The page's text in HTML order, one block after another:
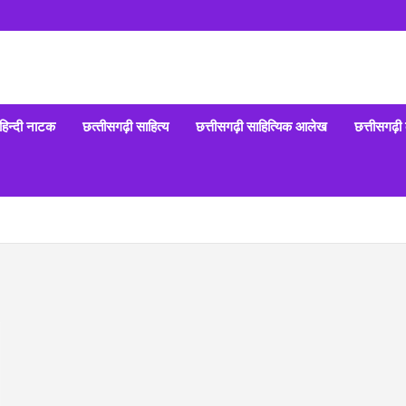
हिन्‍दी नाटक छत्‍तीसगढ़ी साहित्‍य छत्तीसगढ़ी साहित्यिक आलेख